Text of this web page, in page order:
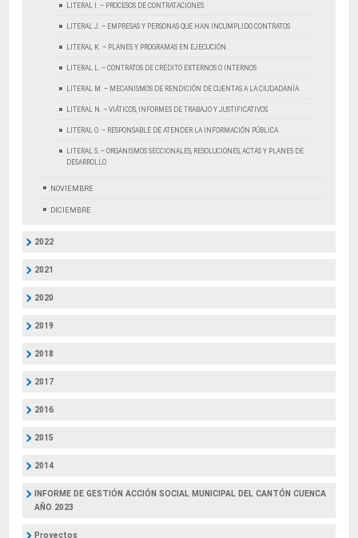
LITERAL I. – PROCESOS DE CONTRATACIONES
LITERAL J. – EMPRESAS Y PERSONAS QUE HAN INCUMPLIDO CONTRATOS
LITERAL K. – PLANES Y PROGRAMAS EN EJECUCIÓN.
LITERAL L. – CONTRATOS DE CRÉDITO EXTERNOS O INTERNOS
LITERAL M. – MECANISMOS DE RENDICIÓN DE CUENTAS A LA CIUDADANÍA
LITERAL N. – VIÁTICOS, INFORMES DE TRABAJO Y JUSTIFICATIVOS
LITERAL O. – RESPONSABLE DE ATENDER LA INFORMACIÓN PÚBLICA
LITERAL S. – ORGANISMOS SECCIONALES, RESOLUCIONES, ACTAS Y PLANES DE
DESARROLLO
NOVIEMBRE
DICIEMBRE
2022
2021
2020
2019
2018
2017
2016
2015
2014
INFORME DE GESTIÓN ACCIÓN SOCIAL MUNICIPAL DEL CANTÓN CUENCA
AÑO 2023
Proyectos